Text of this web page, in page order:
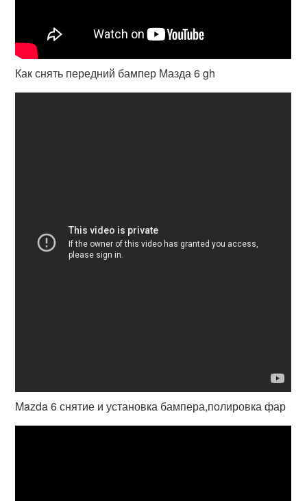
Как снять передний бампер Мазда 6 gh
Mazda 6 снятие и установка бампера,полировка фар